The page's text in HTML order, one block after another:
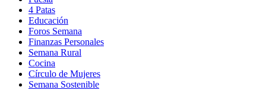
new
window
in
new
window
4 Patas
Educación
Foros Semana
Finanzas Personales
Semana Rural
Cocina
Círculo de Mujeres
Semana Sostenible